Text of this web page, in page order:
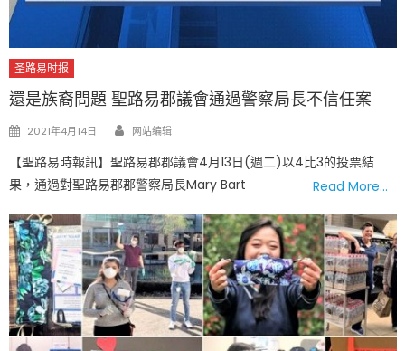
圣路易时报
還是族裔問題 聖路易郡議會通過警察局長不信任案
Posted
2021年4月14日 Author
网站编辑
【聖路易時報訊】聖路易郡郡議會4月13日(週二)以4比3的投票結
果，通過對聖路易郡郡警察局長Mary Bart
Read More…